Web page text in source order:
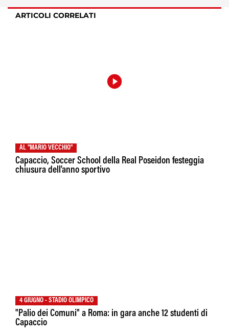
ARTICOLI CORRELATI
AL "MARIO VECCHIO"
Capaccio, Soccer School della Real Poseidon festeggia
chiusura dell'anno sportivo
4 GIUGNO - STADIO OLIMPICO
"Palio dei Comuni" a Roma: in gara anche 12 studenti di
Capaccio